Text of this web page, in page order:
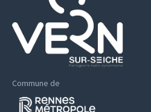
Commune de